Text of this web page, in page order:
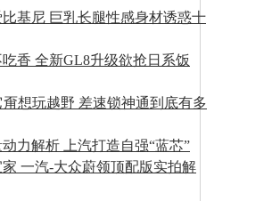
基尼 巨乳长腿性感身材诱惑十
香 全新GL8升级欲抢日系饭
甭想玩越野 差速锁神通到底有多
力解析 上汽打造自强“蓝芯”
一汽-大众蔚领顶配版实拍解